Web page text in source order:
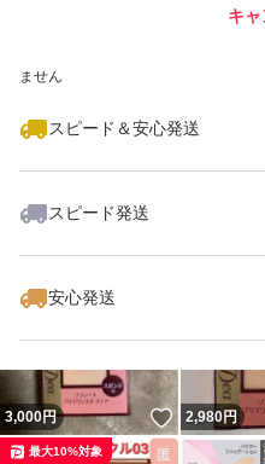
ません
スピード＆安心発送
スピード発送
安心発送
キ
3,000円 いいね！
2,980円
最大10%対象